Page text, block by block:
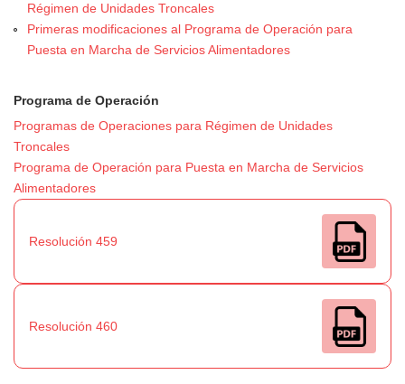
Régimen de Unidades Troncales
Primeras modificaciones al Programa de Operación para
Puesta en Marcha de Servicios Alimentadores
Programa de Operación
Programas de Operaciones para Régimen de Unidades
Troncales
Programa de Operación para Puesta en Marcha de Servicios
Alimentadores
Resolución 459
Resolución 460